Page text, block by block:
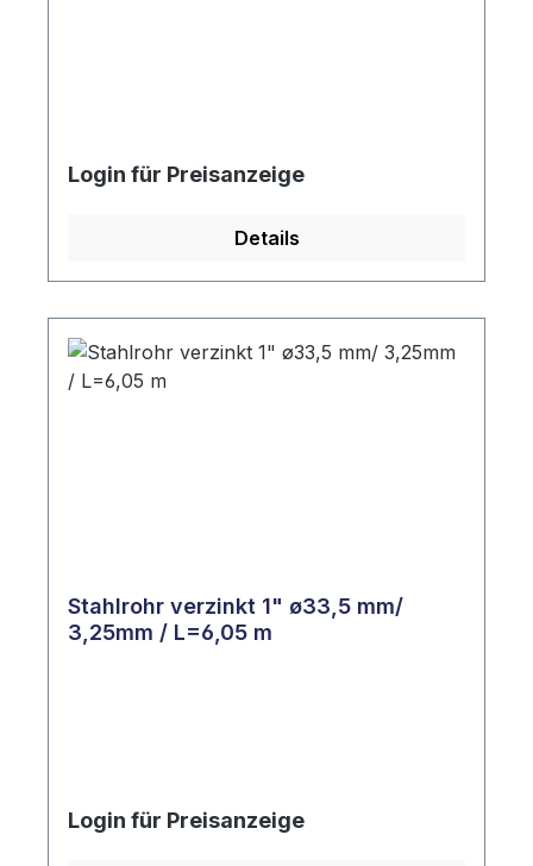
Login für Preisanzeige
Details
Stahlrohr verzinkt 1" ø33,5 mm/
3,25mm / L=6,05 m
Login für Preisanzeige